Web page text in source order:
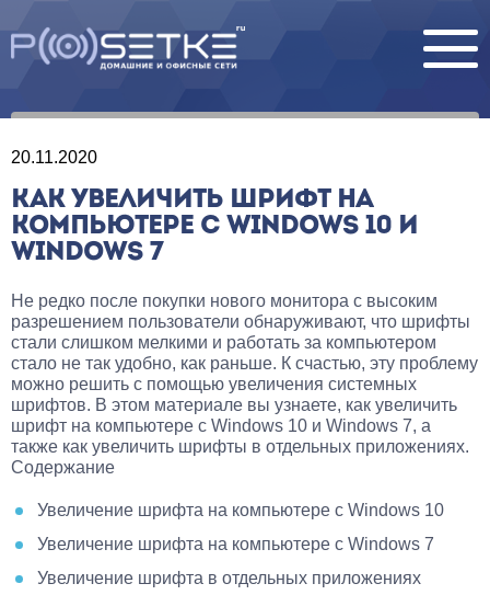
20.11.2020
КАК УВЕЛИЧИТЬ ШРИФТ НА
КОМПЬЮТЕРЕ С WINDOWS 10 И
WINDOWS 7
Не редко после покупки нового монитора с высоким
разрешением пользователи обнаруживают, что шрифты
стали слишком мелкими и работать за компьютером
стало не так удобно, как раньше. К счастью, эту проблему
можно решить с помощью увеличения системных
шрифтов. В этом материале вы узнаете, как увеличить
шрифт на компьютере с Windows 10 и Windows 7, а
также как увеличить шрифты в отдельных приложениях.
Содержание
Увеличение шрифта на компьютере с Windows 10
Увеличение шрифта на компьютере с Windows 7
Увеличение шрифта в отдельных приложениях